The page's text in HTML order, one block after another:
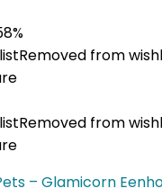
Removed from
Removed from